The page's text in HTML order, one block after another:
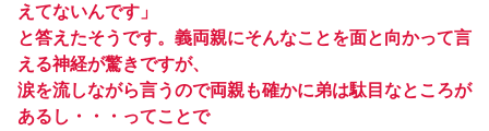
えてないんです」
と答えたそうです。義両親にそんなことを面と向かって言
える神経が驚きですが、
涙を流しながら言うので両親も確かに弟は駄目なところが
あるし・・・ってことで